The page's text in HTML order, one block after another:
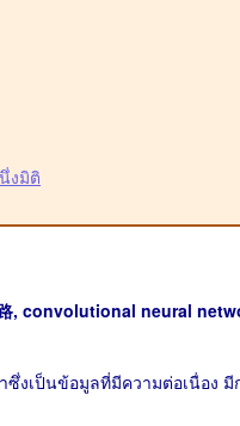
งมิติ
, convolutional neural
งเป็นข้อมูลที่มีความต่อเนื่อง มี